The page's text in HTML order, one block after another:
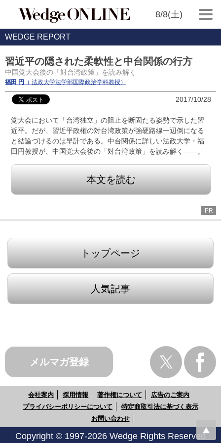
8/8(土)
WEDGE REPORT
習近平の隠された柔軟性と中台関係の行方
中国党大会後の「対台湾政策」を読み解く
福田 円 （ 法政大学法学部国際政治学科教授）
2017/10/28
党大会において「台湾独立」の阻止を断固たる姿勢で示した習
近平。だが、習近平政権の対台湾政策が強硬路線一辺倒になる
と結論づけるのは早計である。中台関係に詳しい法政大学・福
田円教授が、中国党大会後の「対台湾政策」を読み解く――。
本文を読む
PR
トップページ
人気記事
メルマガ登録
会社案内 採用情報 著作権について
広告のご案内
プライバシーポリシーについて
特定商取引法に基づく表示
お問い合わせ
Copyright © 1997-2026 Wedge Rights Reserved